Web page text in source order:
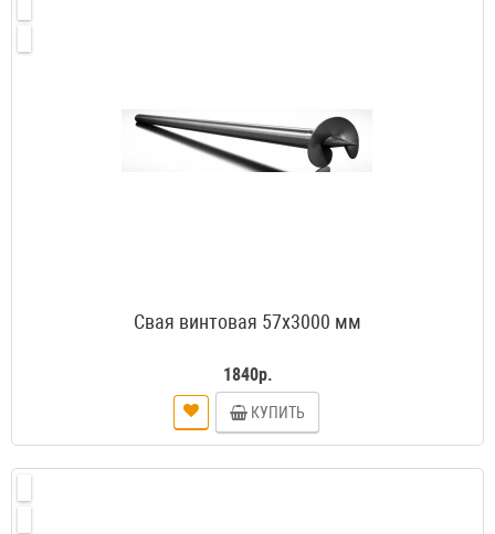
Свая винтовая 57х3000 мм
1840р.
КУПИТЬ